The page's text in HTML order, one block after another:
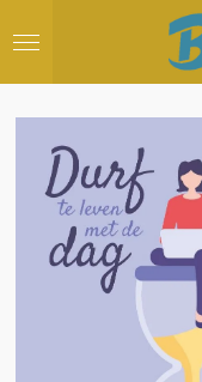
direct
hoofdinhoud